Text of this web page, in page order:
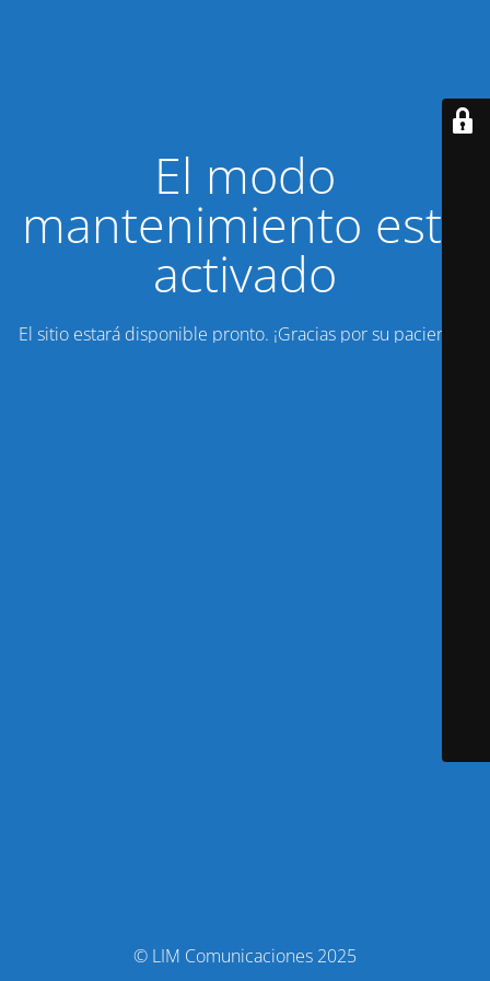
El modo
mantenimiento está
activado
El sitio estará disponible pronto. ¡Gracias por su paciencia!
© LIM Comunicaciones 2025